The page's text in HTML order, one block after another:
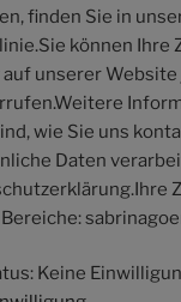
finden Sie in
können Ihre
unserer
wie Sie uns
Daten
Keine